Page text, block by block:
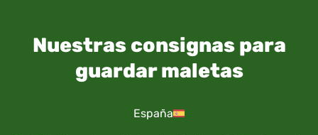
Nuestras consignas para
guardar maletas
España